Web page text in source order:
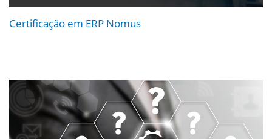
Certificação em ERP Nomus